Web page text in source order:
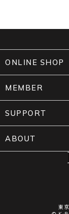
東
ONLINE SHOP
MEMBER
SUPPORT
ABOUT